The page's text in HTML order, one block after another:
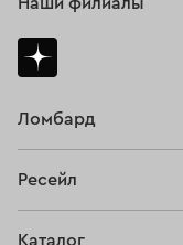
Ломбард
Ресейл
Каталог